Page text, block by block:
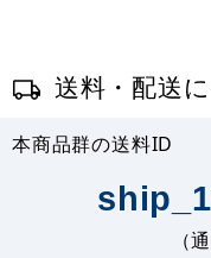
送料・配送
本商品群の送料ID
（